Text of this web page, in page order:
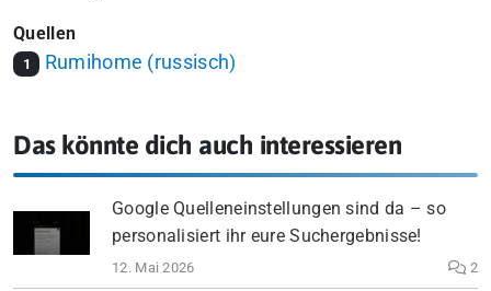
Quellen
1 Rumihome (russisch)
Das könnte dich auch interessieren
Google Quelleneinstellungen sind da – so
personalisiert ihr eure Suchergebnisse!
12. Mai 2026 2